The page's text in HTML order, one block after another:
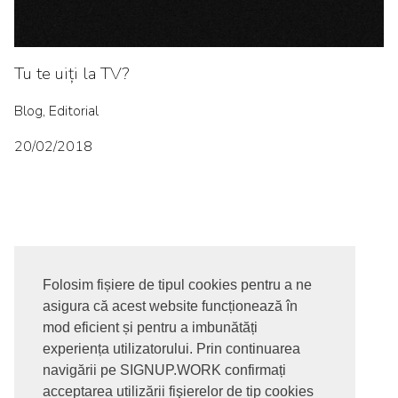
Folosim fișiere de tipul cookies pentru a ne
asigura că acest website funcționează în
mod eficient și pentru a imbunătăți
experiența utilizatorului. Prin continuarea
navigării pe SIGNUP.WORK confirmați
acceptarea utilizării fişierelor de tip cookies
Tu te uiți la TV?
Blog, Editorial
20/02/2018
© 2017-2026. Toate drepturile rezervate
SIGNUPDOTWORK SRLTermeni si conditii | Politica de
confidentialitate | Politica de livrare si anulare comanda |
Politica GDPR